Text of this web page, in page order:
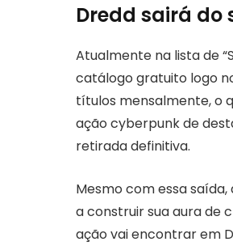
Dredd sairá do
Atualmente na lista de
catálogo gratuito logo
títulos mensalmente, o
ação cyberpunk de
retirada definitiva.
Mesmo com essa
a construir sua aura de
ação vai encontrar em